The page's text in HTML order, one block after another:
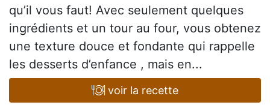
qu’il vous faut! Avec seulement quelques
ingrédients et un tour au four, vous obtenez
une texture douce et fondante qui rappelle
les desserts d’enfance , mais en...
voir la recette